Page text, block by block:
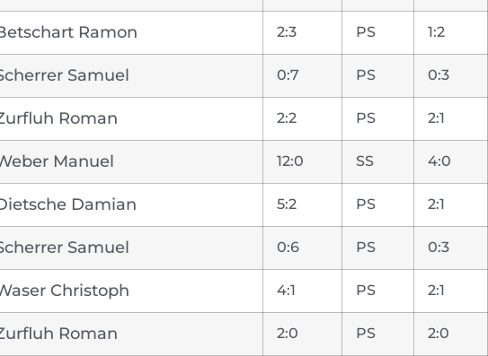
Ramon 2:3 PS 1:2
Samuel 0:7 PS 0:3
Roman 2:2 PS 2:1
Manuel 12:0 SS 4:0
Damian 5:2 PS 2:1
Samuel 0:6 PS 0:3
Christoph 4:1 PS 2:1
Roman 2:0 PS 2:0